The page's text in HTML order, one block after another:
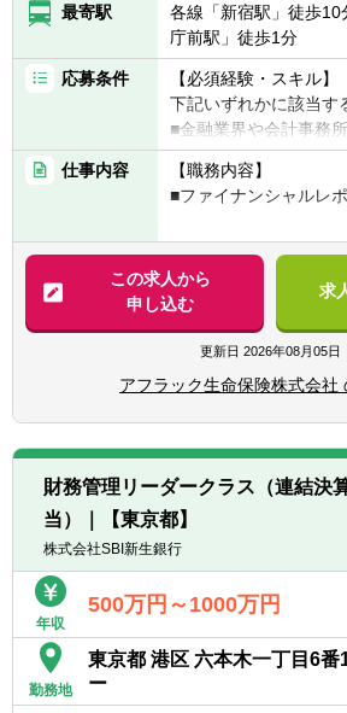
た。
（当課 計13名 ※課長
課長代理6名・主任4名
最寄駅
各線「新宿駅」徒歩
庁前駅」徒歩1分
応募条件
【必須経験・スキル】
下記いずれかに該当す
■金融業界や会計事務
としての実務経験
■投資資産に係る決算
識、実務経験（会計ま
【歓迎経験・スキル】
■公認会計士（JICPA
（CPA）の資格、証券
資格、あるいは同等の
■英語でのコミュニケ
（※）同社は「『生き
グカンパニー」として
の健康維持・増進のた
社員の喫煙率を０％に
す。上記背景より入社
ことを募集要項に記載
仕事内容
【職務内容】
■ファイナンシャルレ
【具体的には】
＜全チーム共通＞
■投資資産に係る決算
■外部・内部監査対応
資会計に係る内部統
＜レポーティングチー
■投資資産に係る各種
＜会計チーム／外部委
■投資資産に係る決算
■内部管理資産・ヘッ
投資会計に係るシステ
業務
■区分経理・責任準備
理
＜バリュエーションチ
ローカー時価等の検証
【ポジションの魅力】
この求人から
申し込む
求
更新日 2026年08月05日
アフラック生命保険株式会社
財務管理リーダークラス（連結決
当）｜【東京都】
株式会社SBI新生銀行
年収
500万円～1000万円
勤務地
東京都 港区 六本木一丁目6番
ー